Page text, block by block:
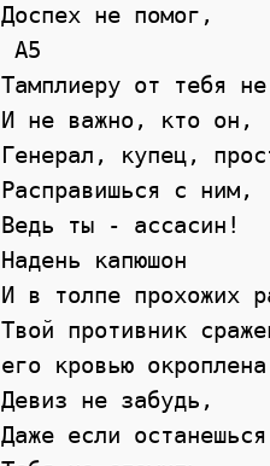
Доспех не помог,
Тамплиеру от тебя
И не важно, кто он,
Генерал, купец,
Расправишься с ним,
Ведь ты - ассасин!
Надень капюшон
И в толпе прохожих
Твой противник
его кровью
Девиз не забудь,
Даже если